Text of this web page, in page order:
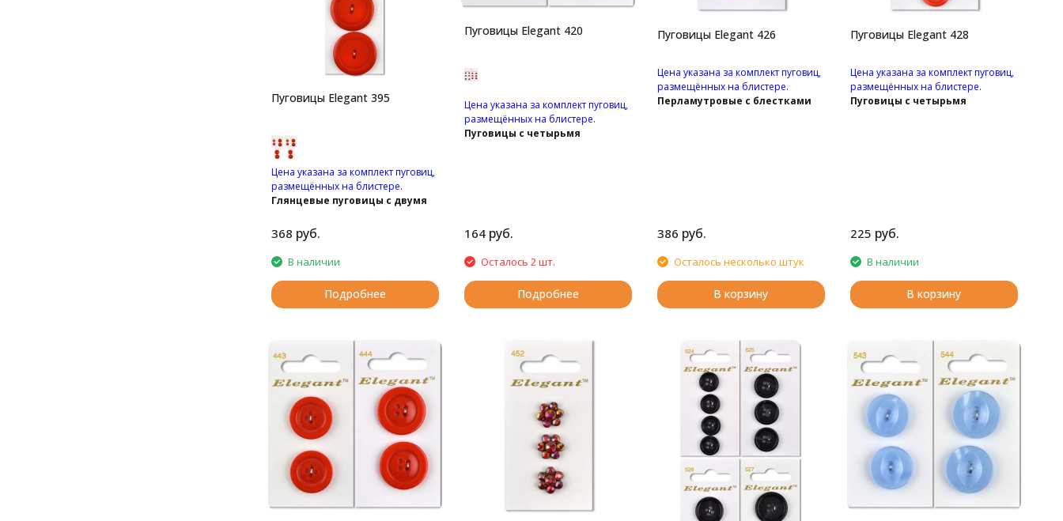
Пуговицы Elegant 395
Цена указана за комплект пуговиц,
размещённых на блистере.
Глянцевые пуговицы с двумя
368 руб.
В наличии
Подробнее
Пуговицы Elegant 420
Цена указана за комплект пуговиц,
размещённых на блистере.
Пуговицы с четырьмя
164 руб.
Осталось 2 шт.
Подробнее
Пуговицы Elegant 426
Цена указана за комплект пуговиц,
размещённых на блистере.
Перламутровые с блестками
386 руб.
Осталось несколько штук
В корзину
Пуговицы Elegant 428
Цена указана за комплект пуговиц,
размещённых на блистере.
Пуговицы с четырьмя
225 руб.
В наличии
В корзину